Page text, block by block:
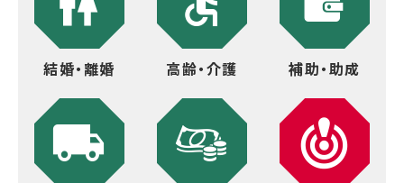
結婚・離婚 高齢・介護 補助・助成